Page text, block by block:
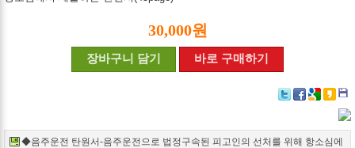
30,000원
장바구니 담기 바로 구매하기
Google+
◆음주운전 탄원서-음주운전으로 법정구속된 피고인의 선처를 위해 항소심에